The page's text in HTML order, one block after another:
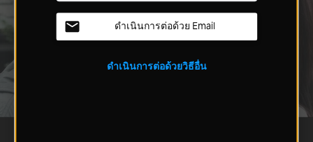
ดำเนินการต่อด้วย Email
ดำเนินการต่อด้วยวิธีอื่น